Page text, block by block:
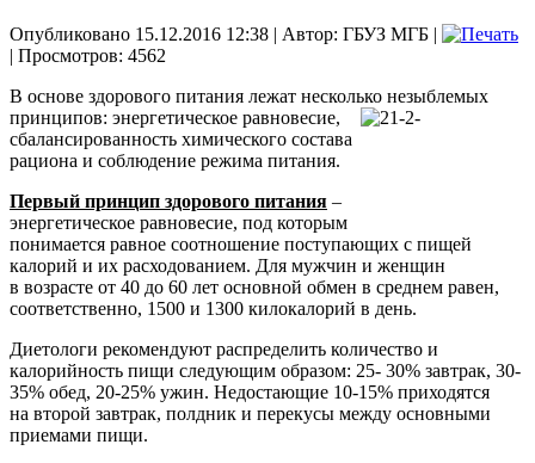
Опубликовано 15.12.2016 12:38 | Автор: ГБУЗ МГБ |
| Просмотров: 4562
В основе здорового питания лежат несколько незыблемых
принципов: энергетическое равновесие,
сбалансированность химического состава
рациона и соблюдение режима питания.
Первый принцип здорового питания –
энергетическое равновесие, под которым
понимается равное соотношение поступающих с пищей
калорий и их расходованием. Для мужчин и женщин
в возрасте от 40 до 60 лет основной обмен в среднем равен,
соответственно, 1500 и 1300 килокалорий в день.
Диетологи рекомендуют распределить количество и
калорийность пищи следующим образом: 25- 30% завтрак, 30-
35% обед, 20-25% ужин. Недостающие 10-15% приходятся
на второй завтрак, полдник и перекусы между основными
приемами пищи.